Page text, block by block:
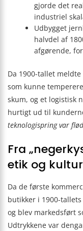
gjorde det
industriel
Udbygget
halvdel af
afgørende,
Da 1900-tallet
som kunne
skum, og et logistisk
hurtigt ud til
teknologispring var
Fra
etik og kultur
Da de første
butikker i 1900-
og blev markedsført
Udtrykkene var